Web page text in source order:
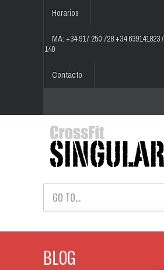
Horarios
MA: +34 917 250 728 +34 639141823
140
Contacto
GO TO...
BLOG